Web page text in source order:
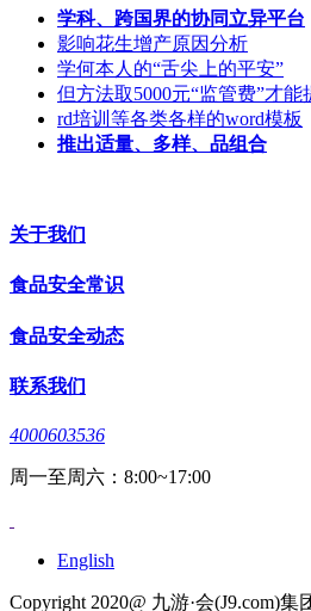
学科、跨国界的协同立异平台
影响花生增产原因分析
学何本人的“舌尖上的平安”
但方法取5000元“监管费”才能
rd培训等各类各样的word模板
推出适量、多样、品组合
关于我们
食品安全常识
食品安全动态
联系我们
4000603536
周一至周六：8:00~17:00
English
Copyright 2020@ 九游·会(J9.com)